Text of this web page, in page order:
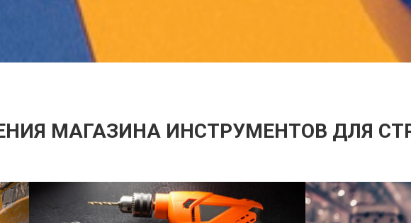
МАГАЗИНА ИНСТРУМЕНТОВ ДЛЯ